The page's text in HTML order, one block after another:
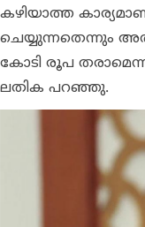
കഴിയാത്ത
ചെയ്യുന്നതെന്നും
കോടി രൂപ
ലതിക പറഞ്ഞു.